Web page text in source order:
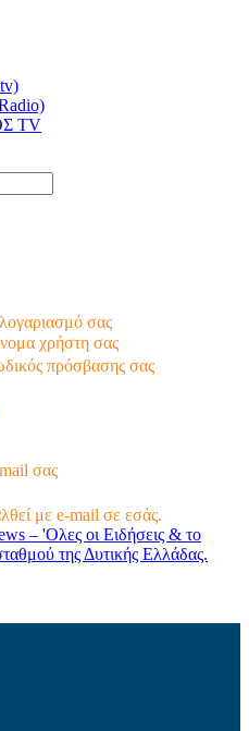
TV
σας
χρήστη σας
πρόσβασης σας
σας
με e-mail σε εσάς.
– 'Ολες οι Ειδήσεις & το
της Δυτικής Ελλάδας.